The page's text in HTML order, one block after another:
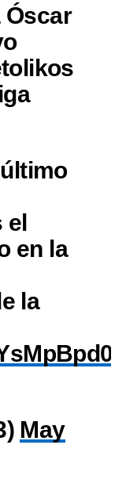
Óscar
el
en la
la
May